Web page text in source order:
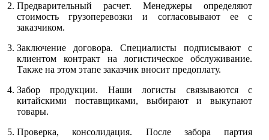
Предварительный расчет. Менеджеры определяют
стоимость грузоперевозки и согласовывают ее с
заказчиком.
Заключение договора. Специалисты подписывают с
клиентом контракт на логистическое обслуживание.
Также на этом этапе заказчик вносит предоплату.
Забор продукции. Наши логисты связываются с
китайскими поставщиками, выбирают и выкупают
товары.
Проверка, консолидация. После забора партия